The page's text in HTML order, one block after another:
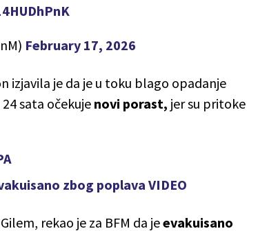
February 17, 2026
izjavila je da je u toku blago opadanje
sata očekuje novi porast, jer su pritoke
zbog poplava VIDEO
rekao je za BFM da jeevakuisano